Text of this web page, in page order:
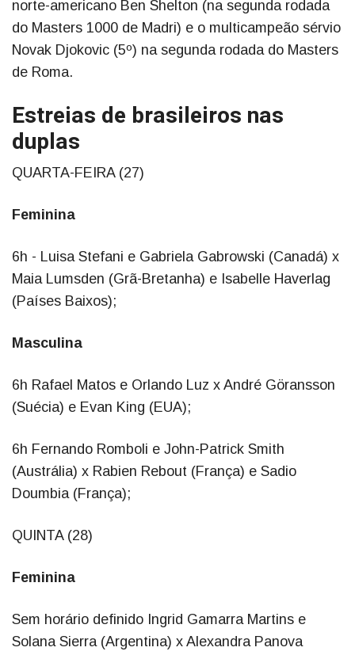
norte-americano Ben Shelton (na segunda rodada
do Masters 1000 de Madri) e o multicampeão sérvio
Novak Djokovic (5º) na segunda rodada do Masters
de Roma.
Estreias de brasileiros nas
duplas
QUARTA-FEIRA (27)
Feminina
6h - Luisa Stefani e Gabriela Gabrowski (Canadá) x
Maia Lumsden (Grã-Bretanha) e Isabelle Haverlag
(Países Baixos);
Masculina
6h Rafael Matos e Orlando Luz x André Göransson
(Suécia) e Evan King (EUA);
6h Fernando Romboli e John-Patrick Smith
(Austrália) x Rabien Rebout (França) e Sadio
Doumbia (França);
QUINTA (28)
Feminina
Sem horário definido Ingrid Gamarra Martins e
Solana Sierra (Argentina) x Alexandra Panova